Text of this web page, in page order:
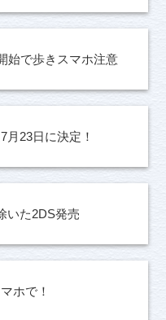
始で歩きスマホ注意
月23日に決定！
いた2DS発売
ホで！